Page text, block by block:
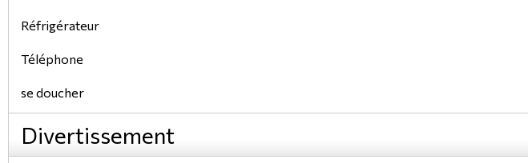
Réfrigérateur
Téléphone
se doucher
Divertissement